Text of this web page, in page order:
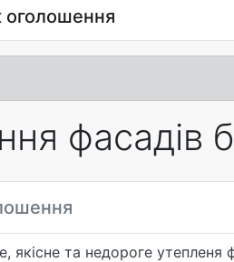
оголошення
фасадів
якісне та недороге утепленя